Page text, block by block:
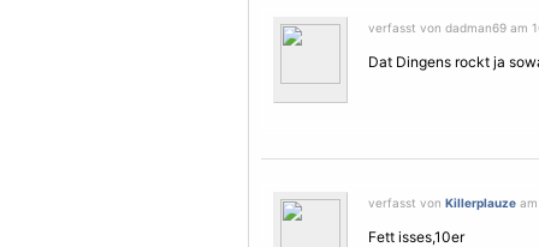
verfasst von dadman69 am
Dat Dingens rockt ja
verfasst von Killerplauze
Fett isses,10er